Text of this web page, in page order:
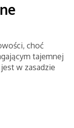
choć
tajemnej
w zasadzie